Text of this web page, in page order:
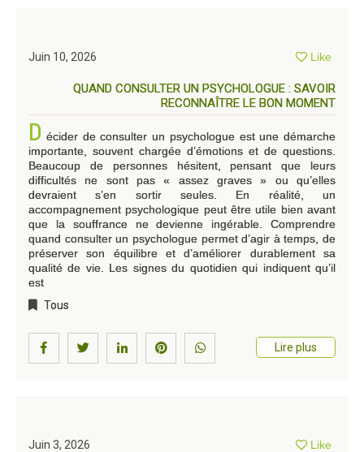
Juin 10, 2026 Like
QUAND CONSULTER UN PSYCHOLOGUE : SAVOIR
RECONNAÎTRE LE BON MOMENT
D écider de consulter un psychologue est une démarche
importante, souvent chargée d’émotions et de questions.
Beaucoup de personnes hésitent, pensant que leurs
difficultés ne sont pas « assez graves » ou qu’elles
devraient s’en sortir seules. En réalité, un
accompagnement psychologique peut être utile bien avant
que la souffrance ne devienne ingérable. Comprendre
quand consulter un psychologue permet d’agir à temps, de
préserver son équilibre et d’améliorer durablement sa
qualité de vie. Les signes du quotidien qui indiquent qu’il
est
Tous
Lire plus
Juin 3, 2026 Like